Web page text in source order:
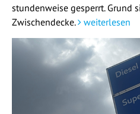
stundenweise gesperrt. Grund
Zwischendecke.
weiterlesen